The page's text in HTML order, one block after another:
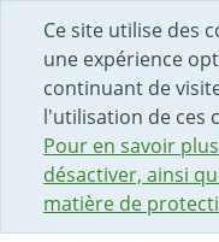
Ce site utilise des
une expérience
continuant de
l'utilisation de ces
Pour en savoir
désactiver, ainsi
matière de
DÉBUT DU
ACCÈS AU CHAMP
PAGE D'ACCUEIL
FORMULAIRE DE